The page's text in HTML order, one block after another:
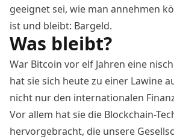
geeignet sei, wie man annehmen
ist und bleibt: Bargeld.
Was bleibt?
War Bitcoin vor elf Jahren eine
hat sie sich heute zu einer Lawine
nicht nur den internationalen
Vor allem hat sie die Blockchain-
hervorgebracht, die unsere